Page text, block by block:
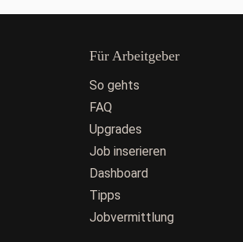
Für Arbeitgeber
So gehts
FAQ
Upgrades
Job inserieren
Dashboard
Tipps
Jobvermittlung